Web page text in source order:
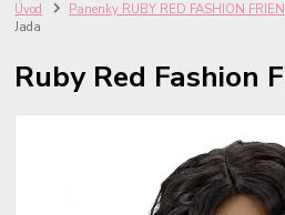
Úvod Panenky RUBY RED FASHION
Jada
Ruby Red Fashion